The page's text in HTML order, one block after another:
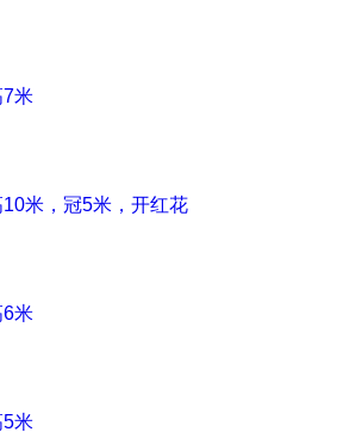
7米
米，冠5米，开红花
6米
5米